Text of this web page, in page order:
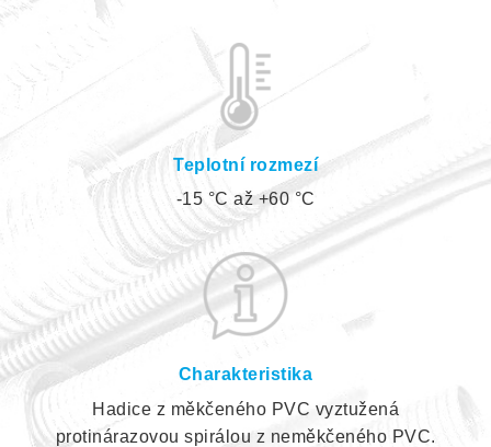
Teplotní rozmezí
-15 °C až +60 °C
Charakteristika
Hadice z měkčeného PVC vyztužená
protinárazovou spirálou z neměkčeného PVC.